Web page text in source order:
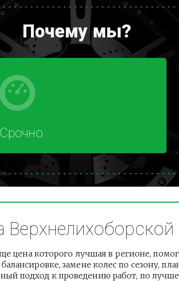
Почему мы?
Срочно
цена которого лучшая в регионе,
замене колес по сезону,
подход к проведению работ, по